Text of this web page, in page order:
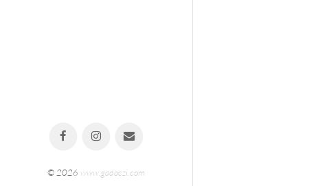
© 2026 www.gadoczi.com